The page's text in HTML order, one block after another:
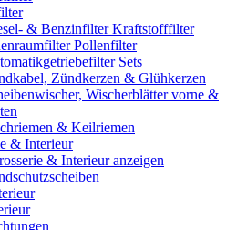
& Benzinfilter Kraftstofffilter
Pollenfilter
Sets
Zündkerzen & Glühkerzen
Wischerblätter vorne &
& Keilriemen
& Interieur
& Interieur anzeigen